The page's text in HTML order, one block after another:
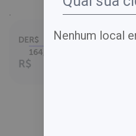
DER$
164,00
R$
Nenhum local